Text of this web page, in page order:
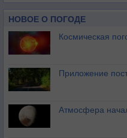
НОВОЕ О ПОГОДЕ
Космическая
Приложение
Атмосфера